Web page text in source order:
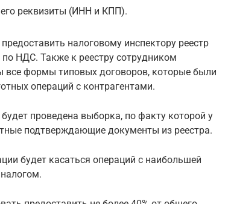
его реквизиты (ИНН и КПП).
налоговому инспектору реестр
НДС. Также к реестру сотрудником
формы типовых договоров, которые были
операций с контрагентами.
проведена выборка, по факту которой у
подтверждающие документы из реестра.
будет касаться операций с наибольшей